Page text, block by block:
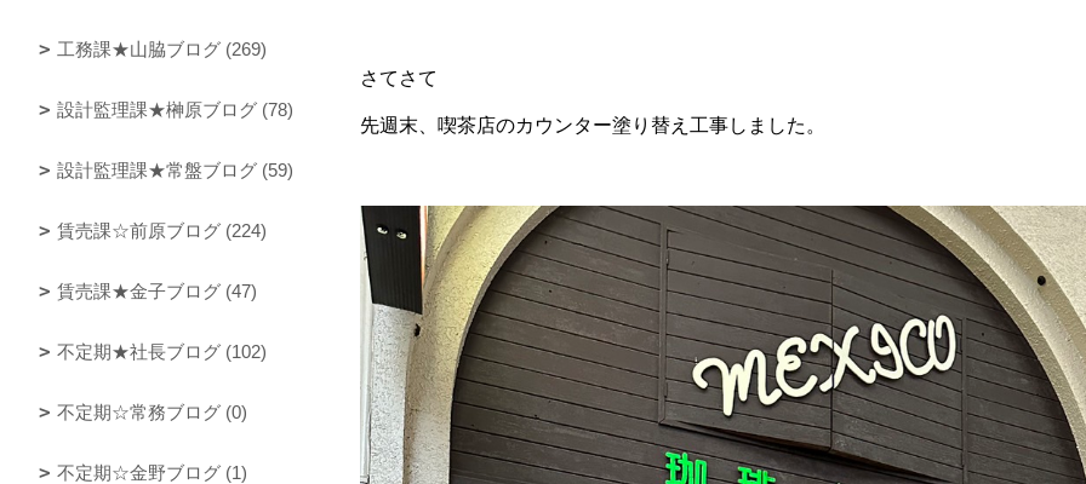
さてさて
先週末、喫茶店のカウンター塗り替え工事しました。
工務課★山脇ブログ (269)
設計監理課★榊原ブログ (78)
設計監理課★常盤ブログ (59)
賃売課☆前原ブログ (224)
賃売課★金子ブログ (47)
不定期★社長ブログ (102)
不定期☆常務ブログ (0)
不定期☆金野ブログ (1)